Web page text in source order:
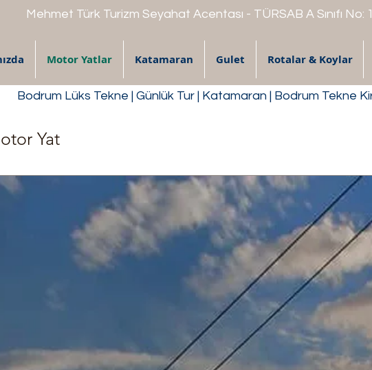
Mehmet Türk Turizm Seyahat Acentası - TÜRSAB A Sınıfı No:
Motor Yatlar Katamaran Gulet Rotalar & Koylar
Bodrum Lüks Tekne | Günlük Tur | Katamaran | Bodrum Tekne
Yat